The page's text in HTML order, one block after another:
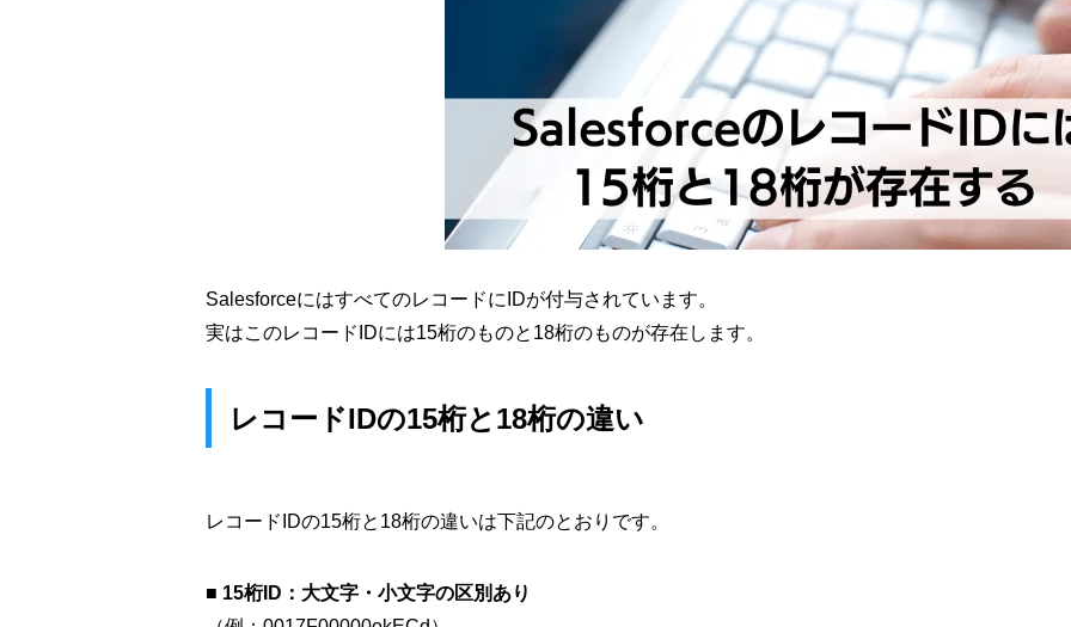
SalesforceにはすべてのレコードにIDが付与されています。
実はこのレコードIDには15桁のものと18桁のものが存在します。
レコードIDの15桁と18桁の違い
レコードIDの15桁と18桁の違いは下記のとおりです。
■ 15桁ID：大文字・小文字の区別あり